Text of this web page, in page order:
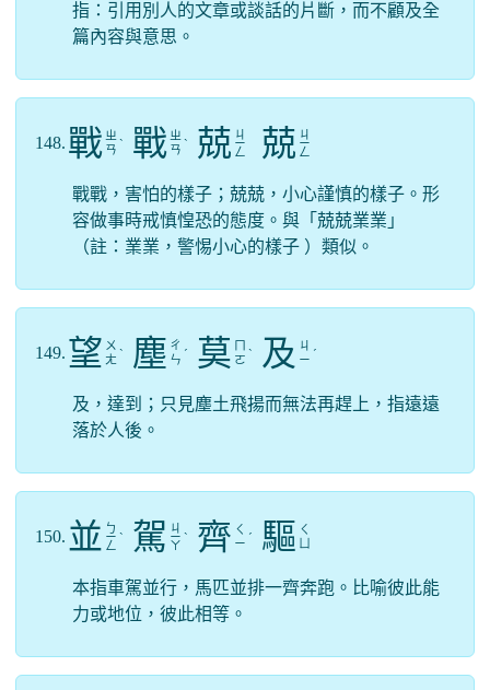
指：引用別人的文章或談話的片斷，而不顧及全
篇內容與意思。
148. 戰 ㄓ
ㄢ ˋ 戰 ㄓ
ㄢ ˋ 兢 ㄐ
ㄧ
ㄥ 兢 ㄐ
ㄧ
ㄥ
戰戰，害怕的樣子；兢兢，小心謹慎的樣子。形
容做事時戒慎惶恐的態度。與「兢兢業業」
（註：業業，警惕小心的樣子 ）類似。
149. 望 ㄨ
ㄤ ˋ 塵 ㄔ
ㄣ ˊ 莫 ㄛ ˋ 及 ㄐ
ㄧ ˊ
及，達到；只見塵土飛揚而無法再趕上，指遠遠
落於人後。
150. 並 ㄅ
ㄧ
ㄥ
ˋ 駕 ㄐ
ㄧ
ㄚ
ˋ 齊 ㄑ
ㄧ ˊ 驅 ㄑ
本指車駕並行，馬匹並排一齊奔跑。比喻彼此能
力或地位，彼此相等。